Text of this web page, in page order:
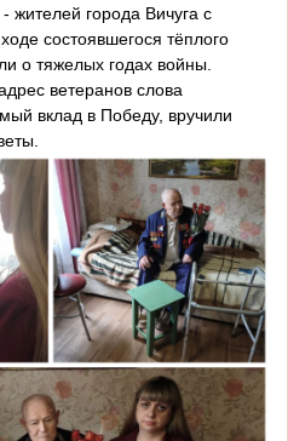
жителей города Вичуга с
состоявшегося тёплого
о тяжелых годах войны.
ветеранов слова
вклад в Победу, вручили